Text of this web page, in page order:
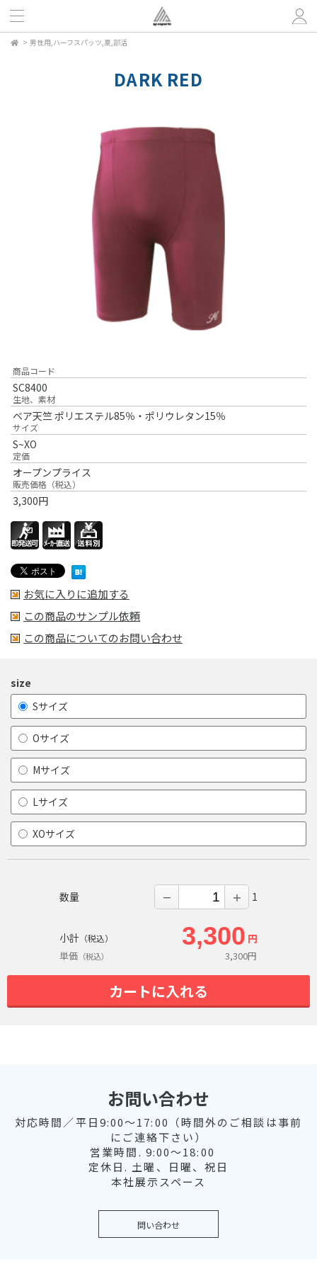
> 男性用,ハーフスパッツ,夏,部活
DARK RED
商品コード
SC8400
生地、素材
ベア天竺 ポリエステル85％・ポリウレタン15％
サイズ
S~XO
定価
オープンプライス
販売価格（税込）
3,300円
お気に入りに追加する
この商品のサンプル依頼
この商品についてのお問い合わせ
size
Sサイズ
Oサイズ
Mサイズ
Lサイズ
XOサイズ
数量 － ＋ 1
小計 （税込） 3,300 円
単価 （税込） 3,300円
カートに入れる
お問い合わせ
対応時間／平日9:00～17:00（時間外のご相談は事前
にご連絡下さい）
営業時間. 9:00～18:00
定休日. 土曜、日曜、祝日
本社展示スペース
問い合わせ